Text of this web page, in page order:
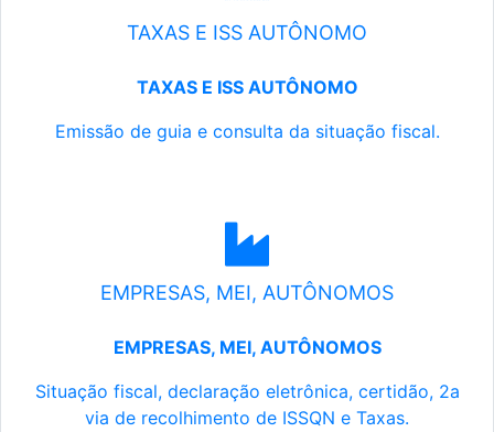
TAXAS E ISS AUTÔNOMO
TAXAS E ISS AUTÔNOMO
Emissão de guia e consulta da situação fiscal.
EMPRESAS, MEI, AUTÔNOMOS
EMPRESAS, MEI, AUTÔNOMOS
Situação fiscal, declaração eletrônica, certidão, 2a
via de recolhimento de ISSQN e Taxas.